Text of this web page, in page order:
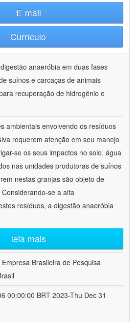
E-mail
Currículo
anaeróbia em duas fases
suínos e carcaças de animais
recuperação de hidrogênio e
ambientais envolvendo os resíduos
requerem atenção em seu manejo
se os seus impactos no solo, água
nas unidades produtoras de suínos
nestas granjas são objeto de
se a alta
resíduos, a digestão anaeróbia
leia mais
Empresa Brasileira de Pesquisa
00:00:00 BRT 2023-Thu Dec 31